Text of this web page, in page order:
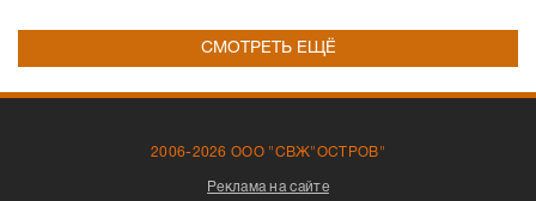
СМОТРЕТЬ ЕЩЁ
2006-2026 ООО "СВЖ"ОСТРОВ"
Реклама на сайте